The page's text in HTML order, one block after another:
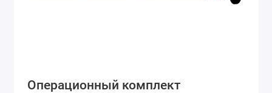
Операционный комплект